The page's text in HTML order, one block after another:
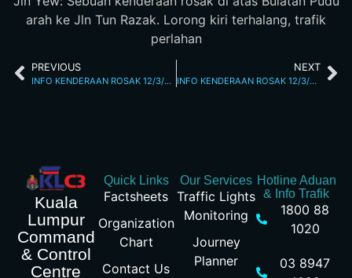
arah ke Jln Tun Razak. Lorong kiri terhalang, trafik
perlahan
PREVIOUS
INFO KENDERAAN ROSAK 12/3/26 8.27PM
NEXT
INFO KENDERAAN ROSAK 12/3/26 9.13PM
Kuala
Lumpur
Command
& Control
Centre
Quick Links
Factsheets
Organization
Chart
Contact Us
Our Services
Traffic Lights
Monitoring
Journey
Planner
Hotline Aduan
& Info Trafik
1800 88
1020
03 8947